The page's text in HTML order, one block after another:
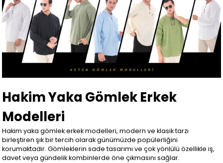
Hakim Yaka Gömlek Erkek
Modelleri
Hakim yaka gömlek erkek modelleri, modern ve klasik tarzı
birleştiren şık bir tercih olarak günümüzde popülerliğini
korumaktadır. Gömleklerin sade tasarımı ve çok yönlülü özellikle iş,
davet veya gündelik kombinlerde öne çıkmasını sağlar.